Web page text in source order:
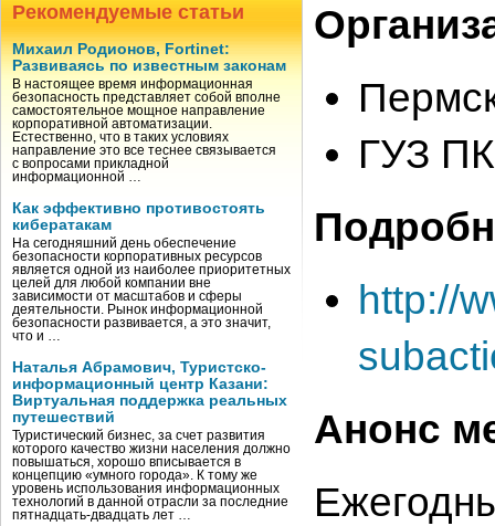
Рекомендуемые статьи
Михаил Родионов, Fortinet:
Развиваясь по известным законам
В настоящее время информационная
безопасность представляет собой вполне
самостоятельное мощное направление
корпоративной автоматизации.
Естественно, что в таких условиях
направление это все теснее связывается
с вопросами прикладной
информационной …
Как эффективно противостоять
кибератакам
На сегодняшний день обеспечение
безопасности корпоративных ресурсов
является одной из наиболее приоритетных
целей для любой компании вне
зависимости от масштабов и сферы
деятельности. Рынок информационной
безопасности развивается, а это значит,
что и …
Наталья Абрамович, Туристско-
информационный центр Казани:
Виртуальная поддержка реальных
путешествий
Туристический бизнес, за счет развития
которого качество жизни населения должно
повышаться, хорошо вписывается в
концепцию «умного города». К тому же
уровень использования информационных
технологий в данной отрасли за последние
пятнадцать-двадцать лет …
ГУЗ
http://
Анонс